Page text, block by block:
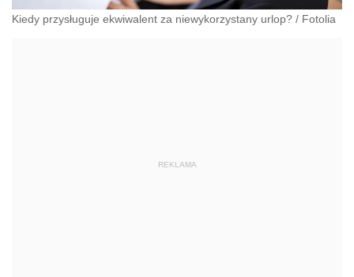
Kiedy przysługuje ekwiwalent za niewykorzystany urlop? / Fotolia